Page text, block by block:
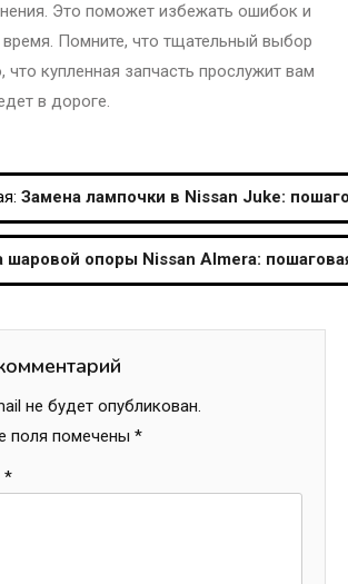
Это поможет избежать ошибок и
Помните, что тщательный выбор
что купленная запчасть прослужит вам
в дороге.
Замена лампочки в Nissan Juke:
шаровой опоры Nissan Almera:
не будет опубликован.
поля помечены *
*